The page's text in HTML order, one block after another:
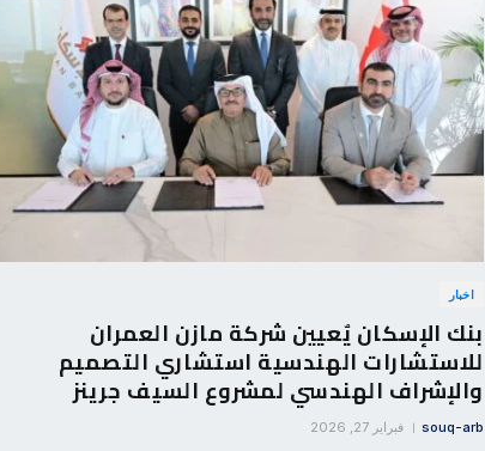
اخبار
بنك الإسكان يٌعيين شركة مازن العمران
للاستشارات الهندسية استشاري التصميم
والإشراف الهندسي لمشروع السيف جرينز
souq-arb فبراير 27, 2026